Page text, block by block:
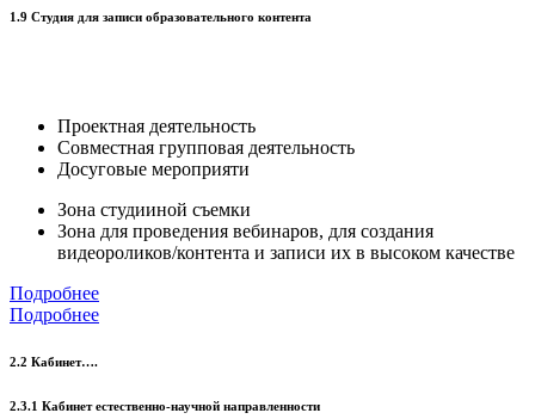
1.9 Студия для записи образовательного контента
Проектная деятельность
Совместная групповая деятельность
Досуговые мероприяти
Зона студииной съемки
Зона для проведения вебинаров, для создания
видеороликов/контента и записи их в высоком качестве
Подробнее
Подробнее
2.2 Кабинет….
2.3.1 Кабинет естественно-научной направленности